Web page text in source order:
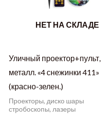
НЕТ НА СКЛАДЕ
Уличный проектор+пульт,
металл. «4 снежинки 411»
(красно-зелен.)
Проекторы, диско шары
стробоскопы, лазеры